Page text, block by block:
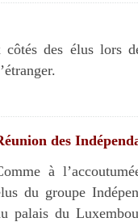
des élus lors
des
à
du groupe
palais du